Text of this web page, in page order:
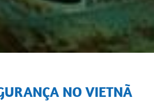
NO VIETNÃ